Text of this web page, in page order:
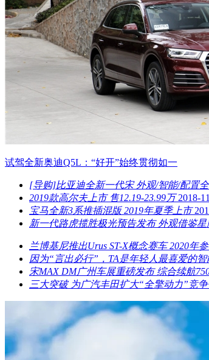
试驾全新奥迪Q5L：“好开”始终贯彻如一
[导购]比亚迪全新一代宋 外观/智能/配置
2019款高尔夫上市 售12.19-23.99万 2018-
宝马全新3系推插混版 2019年夏季上市
新一代路虎揽胜极光预告发布 外观借鉴星
兰博基尼推出Urus ST-X概念赛车 2020年
因为“言出必行”，TA是年轻人最喜爱的智
宋MAX DM广州车展重磅发布 综合续航
三大突破 为广汽丰田扩大“全擎动力”竞